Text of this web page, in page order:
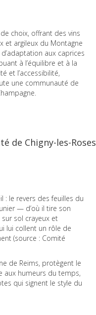
choix, offrant des vins
et argileux du Montagne
aux caprices
à l’équilibre et à la
et l’accessibilité,
une communauté de
de Chigny-les-Roses
: le revers des feuilles du
— d’où il tire son
sol crayeux et
lui collent un rôle de
(source : Comité
de Reims, protègent le
aux humeurs du temps,
qui signent le style du